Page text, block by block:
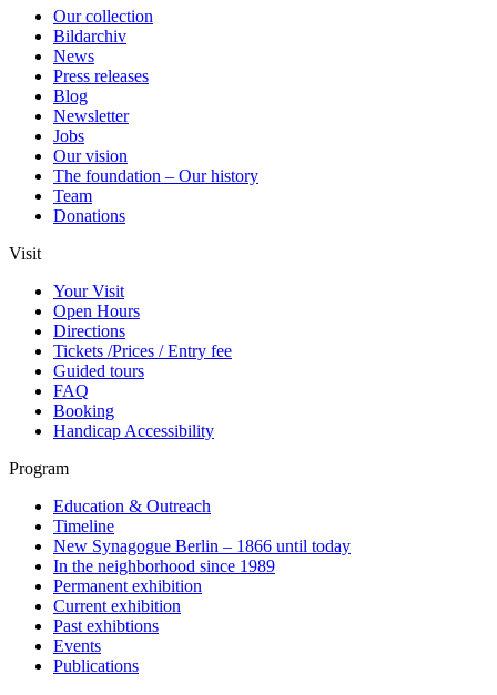
Our collection
Bildarchiv
News
Press releases
Blog
Newsletter
Jobs
Our vision
The foundation – Our history
Team
Donations
Visit
Your Visit
Open Hours
Directions
Tickets /Prices / Entry fee
Guided tours
FAQ
Booking
Handicap Accessibility
Program
Education & Outreach
Timeline
New Synagogue Berlin – 1866 until today
In the neighborhood since 1989
Permanent exhibition
Current exhibition
Past exhibtions
Events
Publications